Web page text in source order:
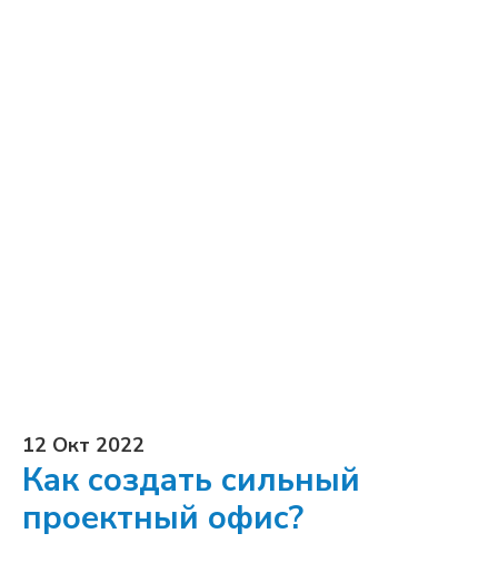
12 Окт 2022
Как создать сильный
проектный офис?